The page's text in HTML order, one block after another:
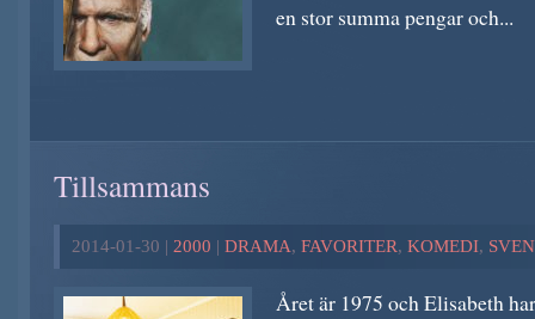
en stor summa pengar och...
Tillsammans
2014-01-30 | 2000 | DRAMA, FAVORITER, KOMEDI,
Året är 1975 och Elisabeth